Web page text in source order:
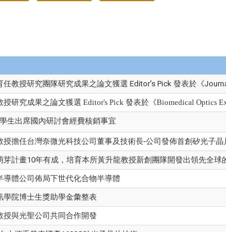
任教授研究團隊研究成果之論文獲選 Editor's Pick 發表於《
授研究成果之論文獲選 Editor's Pick 發表於《Biomedical Optics
學生出席國內研討會經費核銷事宜
授擔任台灣奈微光科技公司董事及技術長-公司發佈首創矽光子晶
芽計畫10年有成，培育本所黃升龍教授新創團隊開發出領先全球
導體公司佈局下世代化合物半導體
學院博士生獎助學金彙整表
授與光聖公司共同合作開發